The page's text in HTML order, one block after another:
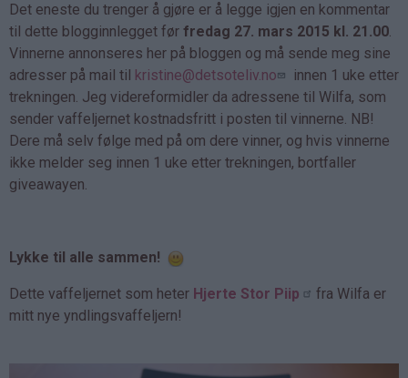
Det eneste du trenger å gjøre er å legge igjen en kommentar
til dette blogginnlegget før fredag 27. mars 2015 kl. 21.00.
Vinnerne annonseres her på bloggen og må sende meg sine
adresser på mail til kristine@detsoteliv.no
innen 1 uke etter
trekningen. Jeg videreformidler da adressene til Wilfa, som
sender vaffeljernet kostnadsfritt i posten til vinnerne. NB!
Dere må selv følge med på om dere vinner, og hvis vinnerne
ikke melder seg innen 1 uke etter trekningen, bortfaller
giveawayen.
Lykke til alle sammen!
Dette vaffeljernet som heter Hjerte Stor Piip
fra Wilfa er
mitt nye yndlingsvaffeljern!